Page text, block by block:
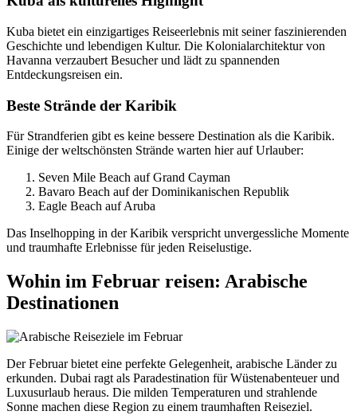
Kuba bietet ein einzigartiges Reiseerlebnis mit seiner faszinierenden
Geschichte und lebendigen Kultur. Die Kolonialarchitektur von
Havanna verzaubert Besucher und lädt zu spannenden
Entdeckungsreisen ein.
Beste Strände der Karibik
Für Strandferien gibt es keine bessere Destination als die Karibik.
Einige der weltschönsten Strände warten hier auf Urlauber:
Seven Mile Beach auf Grand Cayman
Bavaro Beach auf der Dominikanischen Republik
Eagle Beach auf Aruba
Das Inselhopping in der Karibik verspricht unvergessliche Momente
und traumhafte Erlebnisse für jeden Reiselustige.
Wohin im Februar reisen: Arabische
Destinationen
Der Februar bietet eine perfekte Gelegenheit, arabische Länder zu
erkunden. Dubai ragt als Paradestination für Wüstenabenteuer und
Luxusurlaub heraus. Die milden Temperaturen und strahlende
Sonne machen diese Region zu einem traumhaften Reiseziel.